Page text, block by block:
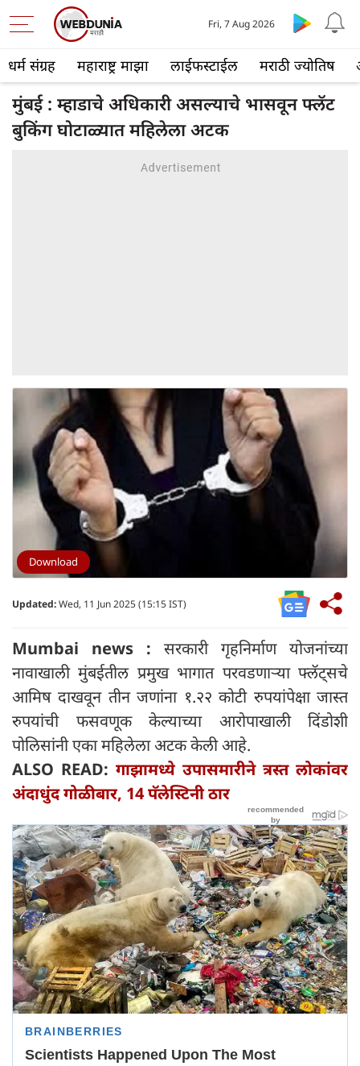
धर्म संग्रह महाराष्ट्र माझा लाईफस्टाईल मराठी ज्योतिष
Fri, 7 Aug 2026
मुंबई : म्हाडाचे अधिकारी असल्याचे भासवून फ्लॅट
बुकिंग घोटाळ्यात महिलेला अटक
Download
Updated:Wed, 11 Jun 2025 (15:15 IST)
Mumbai news : सरकारी गृहनिर्माण योजनांच्या
नावाखाली मुंबईतील प्रमुख भागात परवडणाऱ्या फ्लॅट्सचे
आमिष दाखवून तीन जणांना १.२२ कोटी रुपयांपेक्षा जास्त
रुपयांची फसवणूक केल्याच्या आरोपाखाली दिंडोशी
पोलिसांनी एका महिलेला अटक केली आहे.
ALSO READ: गाझामध्ये उपासमारीने त्रस्त लोकांवर
अंदाधुंद गोळीबार, 14 पॅलेस्टिनी ठार